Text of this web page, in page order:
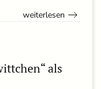
weiterlesen
als